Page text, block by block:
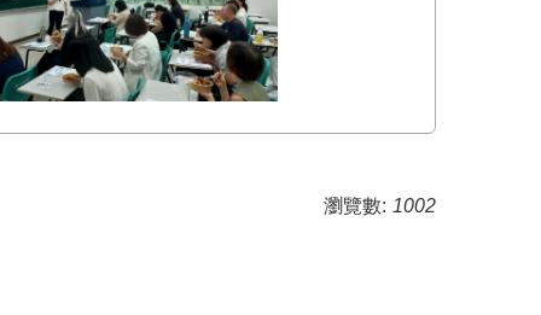
瀏覽數: 1002